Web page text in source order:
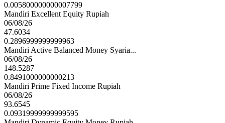
0.005800000000007799
Mandiri Excellent Equity Rupiah
06/08/26
47.6034
0.2896999999999963
Mandiri Active Balanced Money Syaria...
06/08/26
148.5287
0.8491000000000213
Mandiri Prime Fixed Income Rupiah
06/08/26
93.6545
0.09319999999999595